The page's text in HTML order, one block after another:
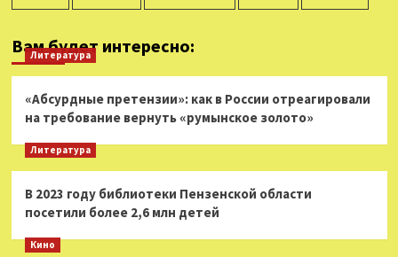
Вам будет интересно:
Литература
«Абсурдные претензии»: как в России отреагировали
на требование вернуть «румынское золото»
Литература
В 2023 году библиотеки Пензенской области
посетили более 2,6 млн детей
Кино